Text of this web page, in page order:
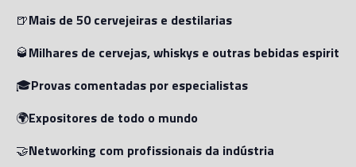
🍺Mais de 50 cervejeiras e destilarias
🥃Milhares de cervejas, whiskys e outras bebidas
🎓Provas comentadas por especialistas
🌍Expositores de todo o mundo
🤝Networking com profissionais da indústria